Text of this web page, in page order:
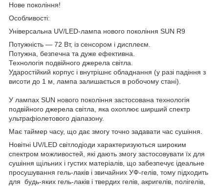
Нове покоління!
Особливості:
Універсальна UV/LED-лампа нового покоління SUN R9
Потужність — 72 Вт, із сенсором і дисплеєм.
Потужна, безпечна та дуже ефективна.
Технологія подвійного джерела світла.
Ударостійкий корпус і внутрішнє обладнання (у разі падіння з
висоти до 1 м, лампа залишається в робочому стані).
У лампах SUN нового покоління застосована технологія
подвійного джерела світла, яка охоплює ширший спектр
ультрафіолетового діапазону.
Має таймер часу, що дає змогу точно задавати час сушіння.
Новітні UV/LED світлодіоди характеризуються широким
спектром можливостей, які дають змогу застосовувати їх для
сушіння щільних і густих матеріалів, що забезпечує ідеальне
просушування гель-лаків і звичайних УФ-гелів, тому підходить
для будь-яких гель-лаків і твердих гелів, акригелів, полігелів,